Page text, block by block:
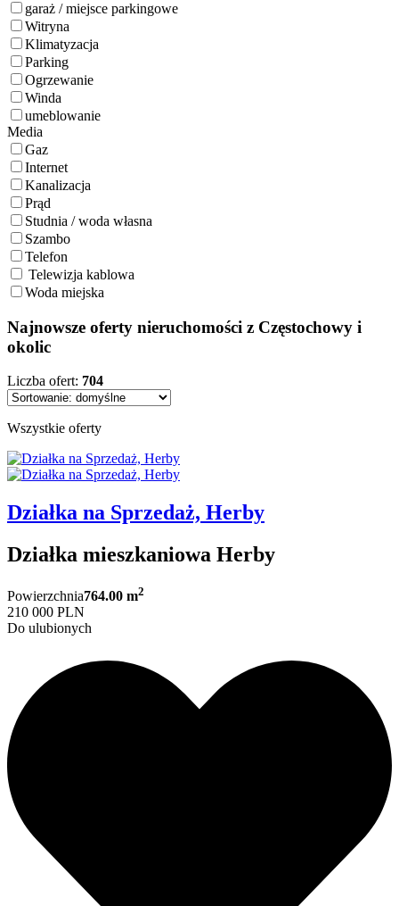
garaż / miejsce parkingowe
Witryna
Klimatyzacja
Parking
Ogrzewanie
Winda
umeblowanie
Media
Gaz
Internet
Kanalizacja
Prąd
Studnia / woda własna
Szambo
Telefon
Telewizja kablowa
Woda miejska
Najnowsze oferty nieruchomości z Częstochowy i
okolic
Liczba ofert: 704
Wszystkie oferty
Działka na Sprzedaż, Herby
Działka mieszkaniowa Herby
Powierzchnia764.00 m2
210 000 PLN
Do ulubionych